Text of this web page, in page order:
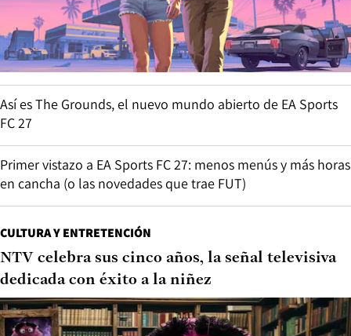
Así es The Grounds, el nuevo mundo abierto de EA Sports
FC 27
Primer vistazo a EA Sports FC 27: menos menús y más horas
en cancha (o las novedades que trae FUT)
CULTURA Y ENTRETENCIÓN
NTV celebra sus cinco años, la señal televisiva
dedicada con éxito a la niñez